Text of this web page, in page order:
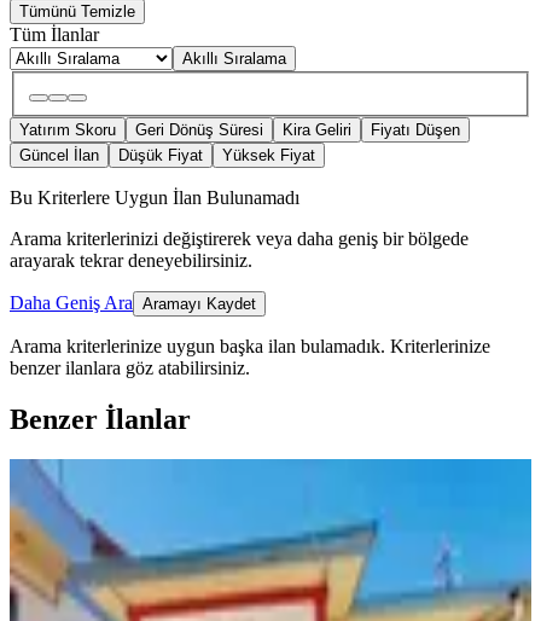
Tümünü Temizle
Tüm İlanlar
Akıllı Sıralama
Yatırım Skoru Geri Dönüş Süresi Kira Geliri
Fiyatı Düşen
Güncel İlan
Düşük Fiyat Yüksek Fiyat
Bu Kriterlere Uygun İlan Bulunamadı
Arama kriterlerinizi değiştirerek veya daha geniş bir bölgede
arayarak tekrar deneyebilirsiniz.
Daha Geniş Ara Aramayı Kaydet
Arama kriterlerinize uygun başka ilan bulamadık. Kriterlerinize
benzer ilanlara göz atabilirsiniz.
Benzer İlanlar
MANZARALI
2023 Sonrası Çelik Müstakilev
Dulkadiroğlu, Eyüp Sultan Mahallesi
2+1·135 m²·01.08.2026